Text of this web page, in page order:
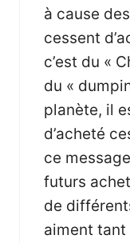
à cause
cessent
c’est du «
du «
planète, il
d’acheté
ce
futurs
de
aiment tant